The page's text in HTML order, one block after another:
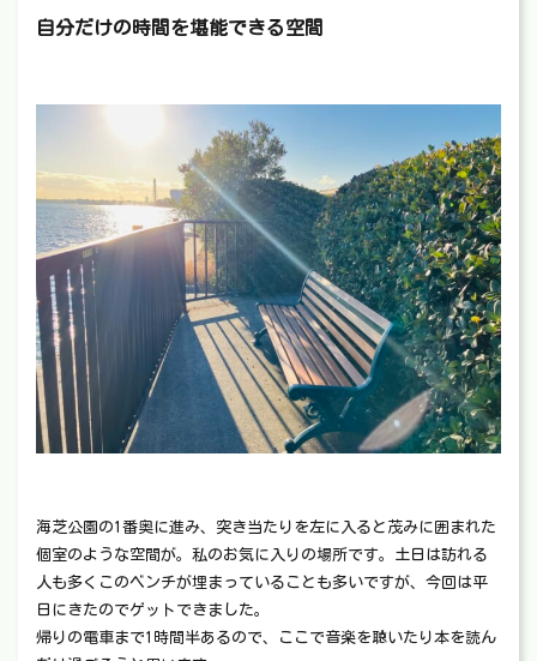
自分だけの時間を堪能できる空間
海芝公園の1番奥に進み、突き当たりを左に入ると茂みに囲まれた
個室のような空間が。私のお気に入りの場所です。土日は訪れる
人も多くこのベンチが埋まっていることも多いですが、今回は平
日にきたのでゲットできました。
帰りの電車まで1時間半あるので、ここで音楽を聴いたり本を読ん